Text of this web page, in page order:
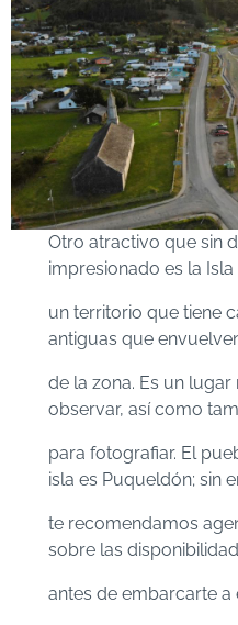
Otro atractivo que sin
impresionado es la Isla
un territorio que tiene
antiguas que
de la zona. Es un
observar, así como
para fotografiar. El
isla es Puqueldón; sin
te recomendamos
sobre las
antes de embarcarte a